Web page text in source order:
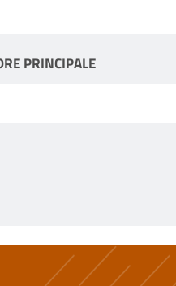
PRINCIPALE